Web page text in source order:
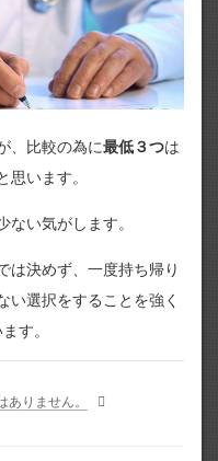
、比較の為に最低３つは
思います。
ない気がします。
は決めず、一度持ち帰り
い選択をすることを強く
す。
ありません。